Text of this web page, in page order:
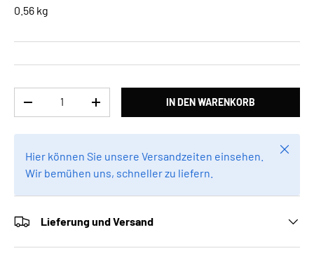
0.56 kg
MENGE VERRINGERNMENGE ERHÖHENIN DEN WARENKORB
Hier können Sie unsere Versandzeiten einsehen.
Wir bemühen uns, schneller zu liefern.
Lieferung und Versand